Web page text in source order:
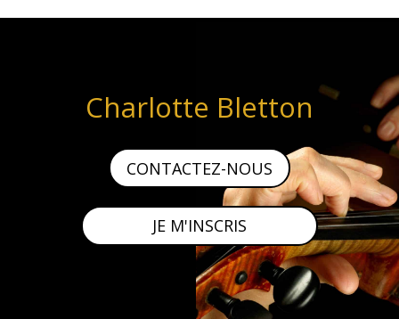
Charlotte Bletton
CONTACTEZ-NOUS
JE M'INSCRIS